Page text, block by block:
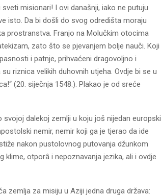
misionari! I ovi današnji, iako ne putuju
isto. Da bi došli do svog odredišta moraju
prostranstva. Franjo na Molučkim otocima
zato što se pjevanjem bolje nauči. Koji
i patnje, prihvaćeni dragovoljno i
riznica velikih duhovnih utjeha. Ovdje bi se u
(20. siječnja 1548.). Plakao je od sreće
dalekoj zemlji u koju još nijedan europski
nemir, nemir koji ga je tjerao da ide
nakon pustolovnog putovanja džunkom
klime, otporâ i nepoznavanja jezika, ali i ovdje
zemlja za misiju u Aziji jedna druga država: